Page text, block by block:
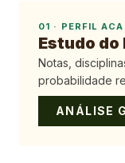
01 · PERFIL
Estudo
Notas,
probabilidade
ANÁLISE